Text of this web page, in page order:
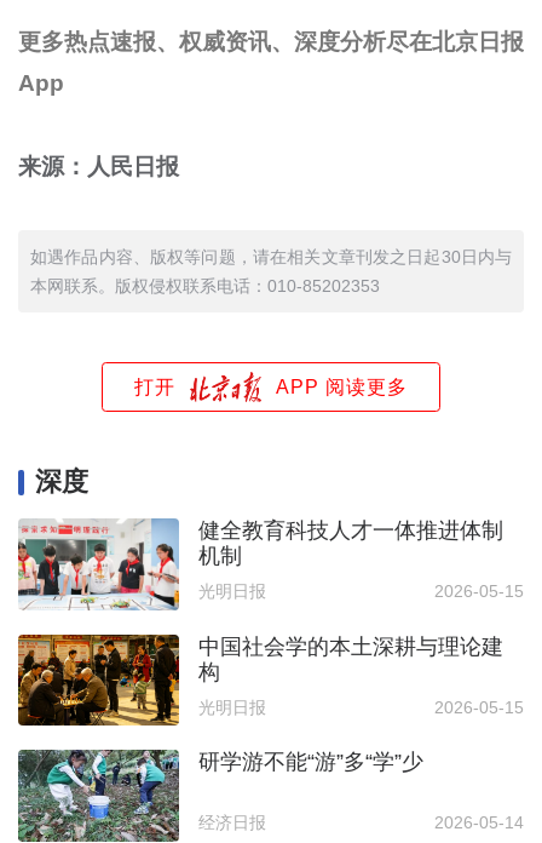
更多热点速报、权威资讯、深度分析尽在北京日报
App
来源：人民日报
如遇作品内容、版权等问题，请在相关文章刊发之日起30日内与
本网联系。版权侵权联系电话：010-85202353
打开 APP 阅读更多
深度
健全教育科技人才一体推进体制
机制
光明日报 2026-05-15
中国社会学的本土深耕与理论建
构
光明日报 2026-05-15
研学游不能“游”多“学”少
经济日报 2026-05-14